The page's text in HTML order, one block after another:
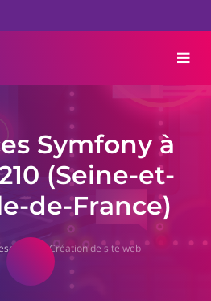
Symfony à
(Seine-et-
de-France)
Création de site web